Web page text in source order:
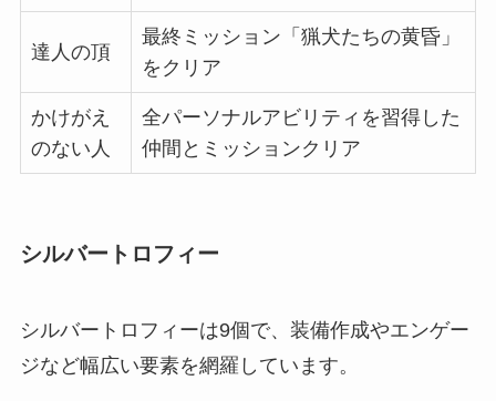
達人の頂
最終ミッション「猟犬たちの黄昏」
をクリア
かけがえ
のない人
全パーソナルアビリティを習得した
仲間とミッションクリア
シルバートロフィー
シルバートロフィーは9個で、装備作成やエンゲー
ジなど幅広い要素を網羅しています。